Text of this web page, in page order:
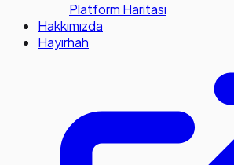
Platform Haritası
Hakkımızda
Hayırhah